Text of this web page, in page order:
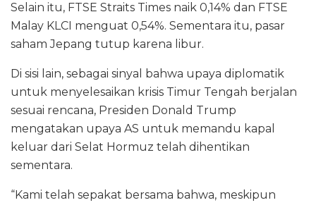
Selain itu, FTSE Straits Times naik 0,14% dan FTSE
Malay KLCI menguat 0,54%. Sementara itu, pasar
saham Jepang tutup karena libur.
Di sisi lain, sebagai sinyal bahwa upaya diplomatik
untuk menyelesaikan krisis Timur Tengah berjalan
sesuai rencana, Presiden Donald Trump
mengatakan upaya AS untuk memandu kapal
keluar dari Selat Hormuz telah dihentikan
sementara.
“Kami telah sepakat bersama bahwa, meskipun